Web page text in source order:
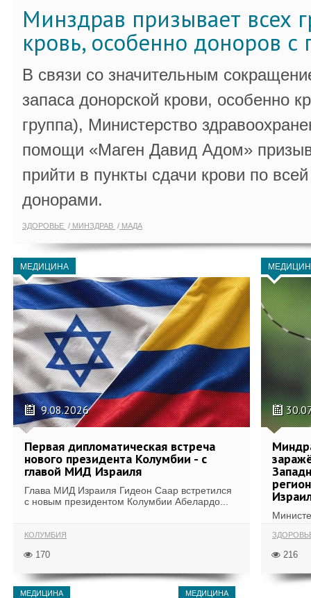
Минздрав призывает всех
кровь, особенно доноров с
В связи со значительным
запаса донорской крови, особенно
группа), Министерство
помощи «Маген Давид Адом»
прийти в пункты сдачи крови по
донорами.
ЗДОРОВЬЕ МИНЗДРАВ МАДА
МЕДИЦИНА
9.08.2026
Первая дипломатическая встреча
нового президента Колумбии - с
главой МИД Израиля
Глава МИД Израиля Гидеон Саар встретился
с новым президентом Колумбии Абелардо...
КОЛУМБИЯ
170 216
МЕДИЦИНА МЕДИЦИНА